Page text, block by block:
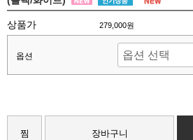
상품가 279,000원
옵션
찜 장바구니